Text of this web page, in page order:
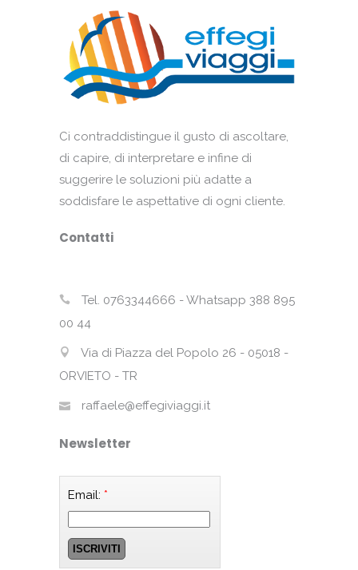
Ci contraddistingue il gusto di ascoltare,
di capire, di interpretare e infine di
suggerire le soluzioni più adatte a
soddisfare le aspettative di ogni cliente.
Contatti
Tel. 0763344666 - Whatsapp 388 895
00 44
Via di Piazza del Popolo 26 - 05018 -
ORVIETO - TR
raffaele@effegiviaggi.it
Newsletter
Email: *